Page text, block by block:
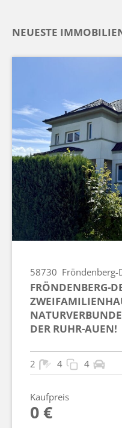
NEUESTE
58730 Fröndenberg-
FRÖNDENBERG-
DER RUHR-AUEN!
2 4 4
Kaufpreis
0 €